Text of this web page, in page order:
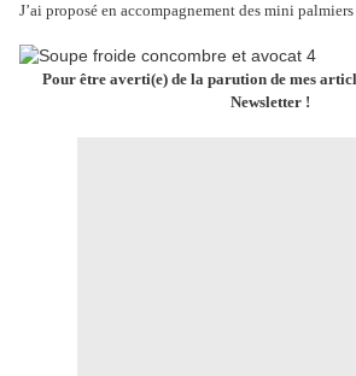
J’ai proposé en accompagnement des mini
Pour être averti(e) de la parution de mes
Newsletter !